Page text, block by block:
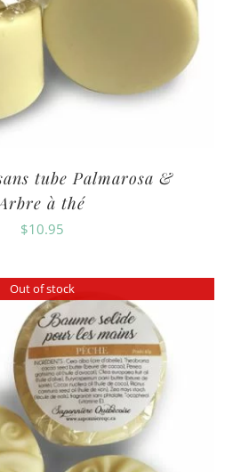
tube Palmarosa &
à thé
$10.95
Out of stock